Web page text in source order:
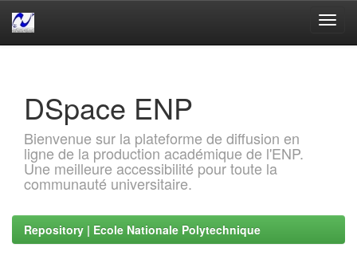
DSpace ENP
Bienvenue sur la plateforme de diffusion en
ligne de la production académique de l'ENP.
Une meilleure accessibilité pour toute la
communauté universitaire.
Repository | Ecole Nationale Polytechnique